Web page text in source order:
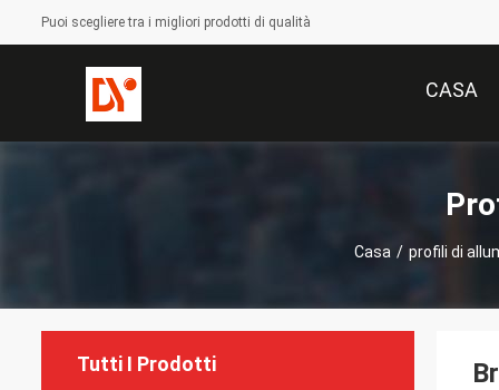
Puoi scegliere tra i migliori prodotti di qualità
CASA
Casa / profili di
Tutti I Prodotti